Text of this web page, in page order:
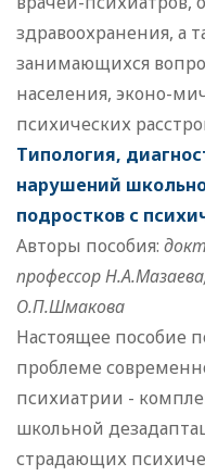
здравоохранения, а
занимающихся
населения, эконо-
психических
Типология,
нарушений
подростков с
Авторы пособия:
профессор
О.П.Шмакова
Настоящее пособие
проблеме
психиатрии -
школьной
страдающих